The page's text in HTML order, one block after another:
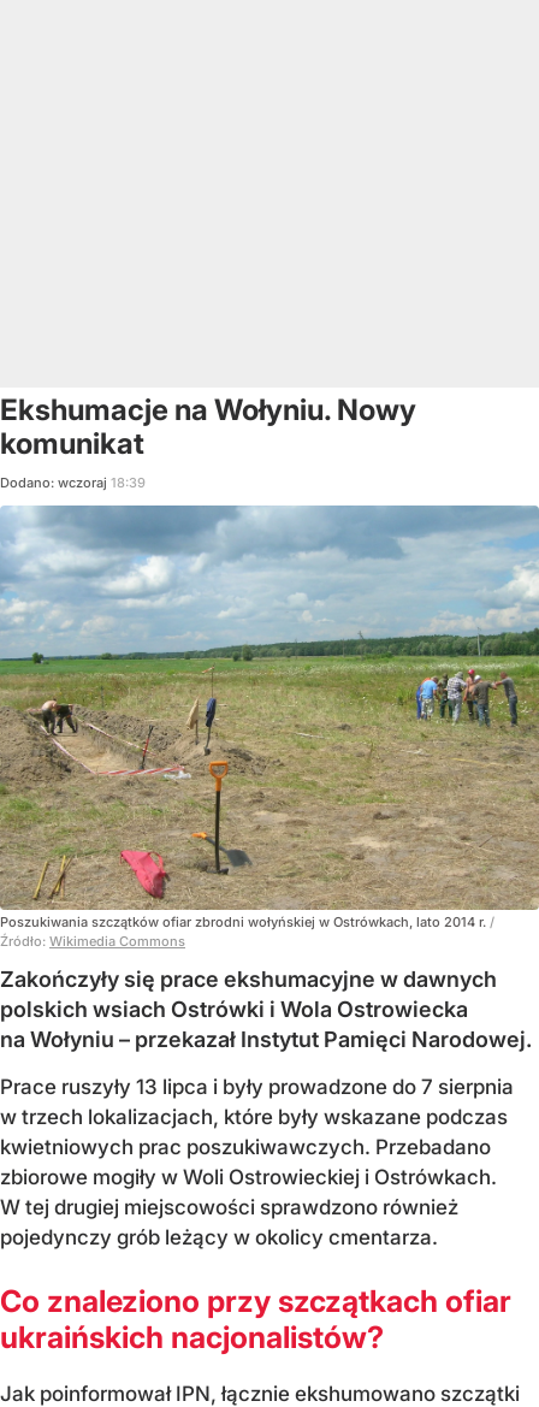
Ekshumacje na Wołyniu. Nowy
komunikat
Dodano: wczoraj 18:39
Poszukiwania szczątków ofiar zbrodni wołyńskiej w Ostrówkach, lato 2014 r. /
Źródło: Wikimedia Commons
Zakończyły się prace ekshumacyjne w dawnych
polskich wsiach Ostrówki i Wola Ostrowiecka
na Wołyniu – przekazał Instytut Pamięci Narodowej.
Prace ruszyły 13 lipca i były prowadzone do 7 sierpnia
w trzech lokalizacjach, które były wskazane podczas
kwietniowych prac poszukiwawczych. Przebadano
zbiorowe mogiły w Woli Ostrowieckiej i Ostrówkach.
W tej drugiej miejscowości sprawdzono również
pojedynczy grób leżący w okolicy cmentarza.
Co znaleziono przy szczątkach ofiar
ukraińskich nacjonalistów?
Jak poinformował IPN, łącznie ekshumowano szczątki